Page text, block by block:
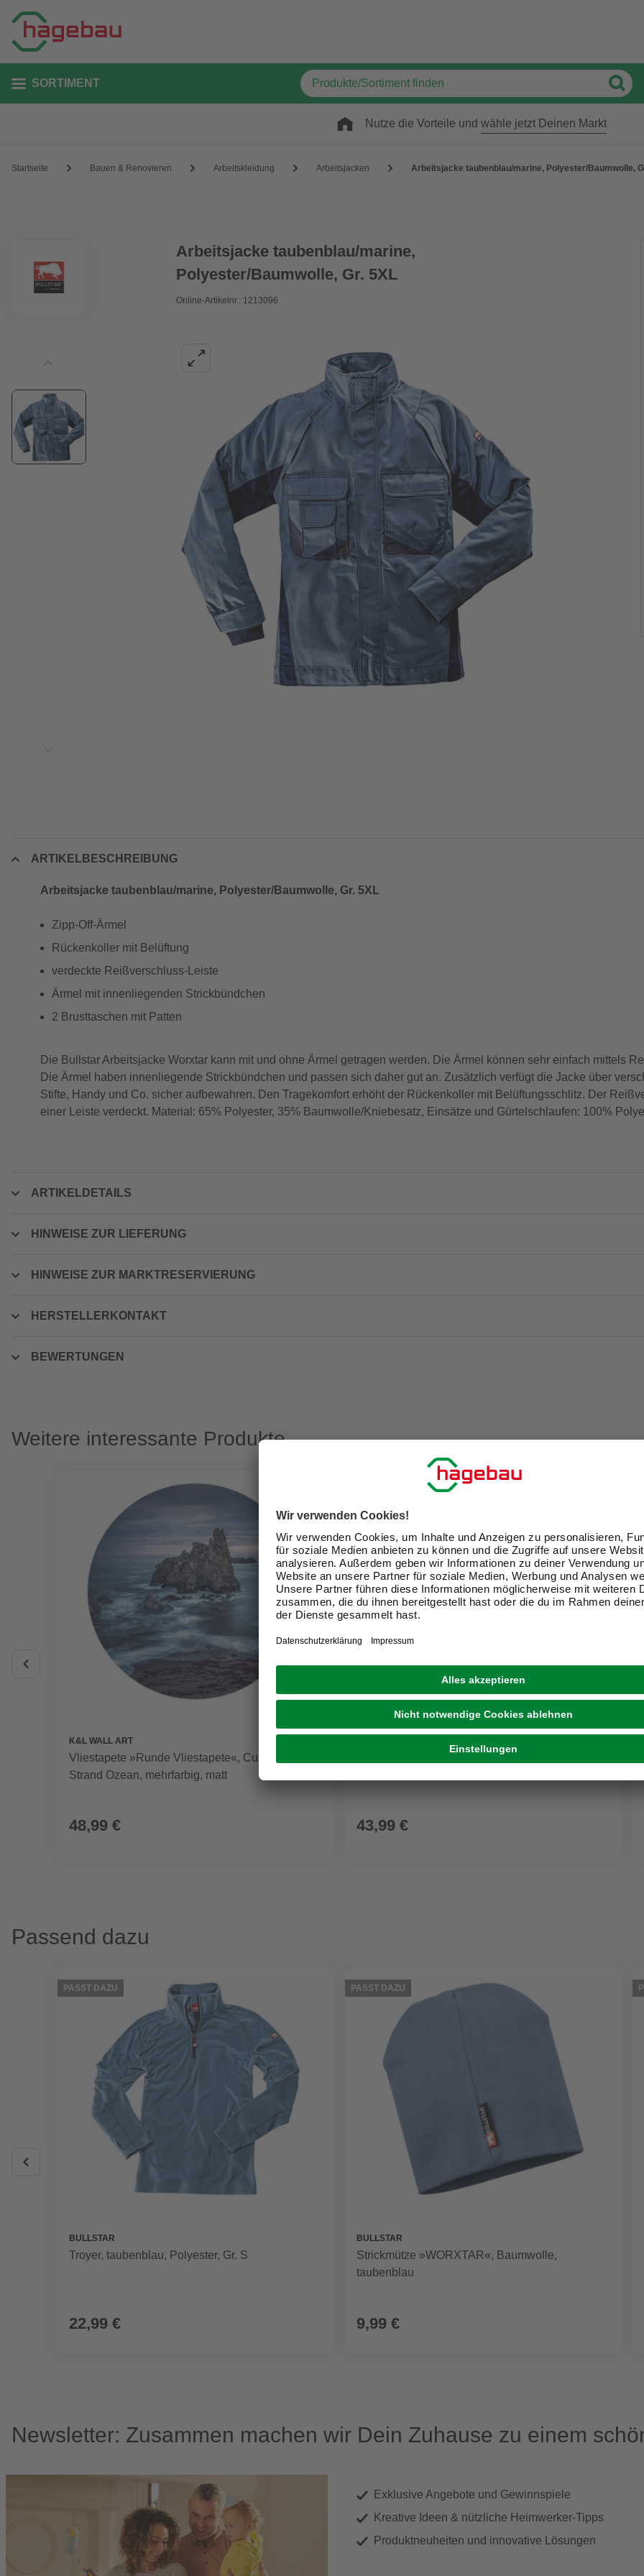
SORTIMENT
Nutze die Vorteile und wähle jetzt Deinen Markt
Startseite Bauen & Renovieren Arbeitskleidung Arbeitsjacken Arbeitsjacke taubenblau/marine, Polyester/Baumwolle,
Arbeitsjacke taubenblau/marine,
Polyester/Baumwolle, Gr. 5XL
Online-Artikelnr.: 1213096
ARTIKELBESCHREIBUNG
Arbeitsjacke taubenblau/marine, Polyester/Baumwolle, Gr. 5XL
Zipp-Off-Ärmel
Rückenkoller mit Belüftung
verdeckte Reißverschluss-Leiste
Ärmel mit innenliegenden Strickbündchen
2 Brusttaschen mit Patten
Die Bullstar Arbeitsjacke Worxtar kann mit und ohne Ärmel getragen werden. Die Ärmel können sehr einfach mittels
Die Ärmel haben innenliegende Strickbündchen und passen sich daher gut an. Zusätzlich verfügt die Jacke über
Stifte, Handy und Co. sicher aufbewahren. Den Tragekomfort erhöht der Rückenkoller mit Belüftungsschlitz. Der
einer Leiste verdeckt. Material: 65% Polyester, 35% Baumwolle/Kniebesatz, Einsätze und Gürtelschlaufen: 100%
ARTIKELDETAILS
HINWEISE ZUR LIEFERUNG
HINWEISE ZUR MARKTRESERVIERUNG
HERSTELLERKONTAKT
BEWERTUNGEN
Weitere interessante Produkte
K&L WALL ART
Vliestapete »Runde Vliestapete«, Cuadrado
Strand Ozean, mehrfarbig, matt
48,99 €
Hundeleine, Größe: L, Nylon, schwarz
43,99 €
Passend dazu
PASST DAZU
BULLSTAR
Troyer, taubenblau, Polyester, Gr. S
22,99 €
PASST DAZU
BULLSTAR
Strickmütze »WORXTAR«, Baumwolle,
taubenblau
9,99 €
Newsletter: Zusammen machen wir Dein Zuhause zu einem
Exklusive Angebote und Gewinnspiele
Kreative Ideen & nützliche Heimwerker-Tipps
Produktneuheiten und innovative Lösungen